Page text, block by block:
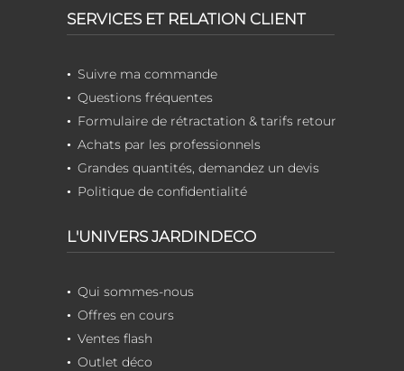
SERVICES ET RELATION CLIENT
Suivre ma commande
Questions fréquentes
Formulaire de rétractation & tarifs retour
Achats par les professionnels
Grandes quantités, demandez un devis
Politique de confidentialité
L'UNIVERS JARDINDECO
Qui sommes-nous
Offres en cours
Ventes flash
Outlet déco